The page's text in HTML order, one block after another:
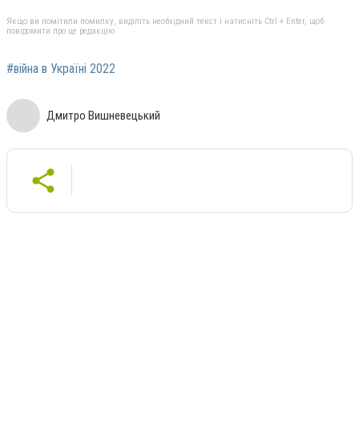
Якщо ви помітили помилку, виділіть необхідний текст і натисніть Ctrl + Enter, щоб
повідомити про це редакцію
#війна в Україні 2022
Дмитро Вишневецький